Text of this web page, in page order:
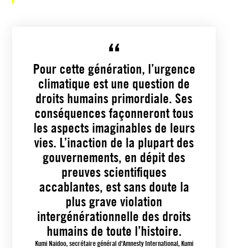
Pour cette génération, l’urgence
climatique est une question de
droits humains primordiale. Ses
conséquences façonneront tous
les aspects imaginables de leurs
vies. L’inaction de la plupart des
gouvernements, en dépit des
preuves scientifiques
accablantes, est sans doute la
plus grave violation
intergénérationnelle des droits
humains de toute l’histoire.
Kumi Naidoo, secrétaire général d'Amnesty International, Kumi